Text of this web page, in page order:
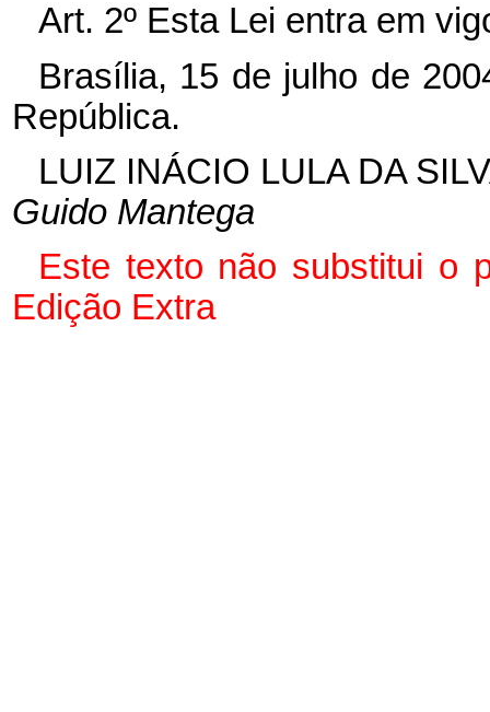
Art. 2º Esta Lei entra em
Brasília, 15 de julho de
República.
LUIZ INÁCIO LULA DA
Guido Mantega
Este texto não substitui o
Edição Extra